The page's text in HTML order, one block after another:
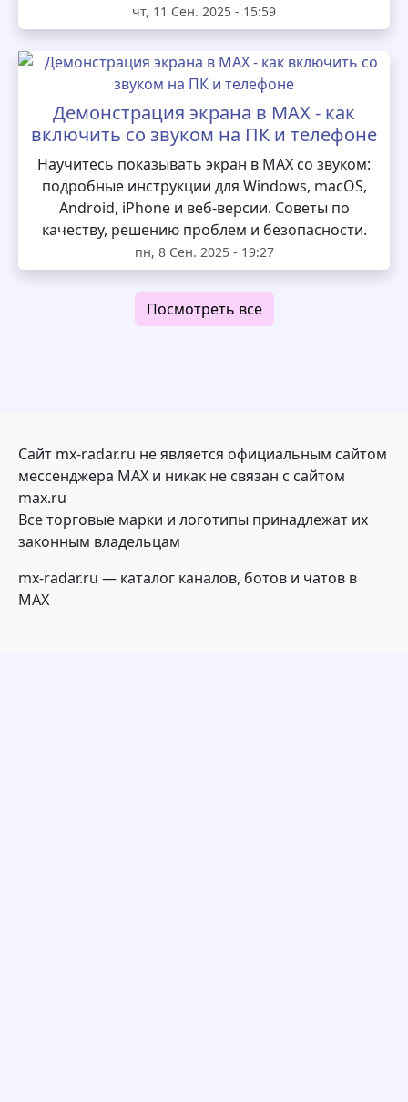
чт, 11 Сен. 2025 - 15:59
Демонстрация экрана в MAX - как
включить со звуком на ПК и телефоне
Научитесь показывать экран в MAX со звуком:
подробные инструкции для Windows, macOS,
Android, iPhone и веб-версии. Советы по
качеству, решению проблем и безопасности.
пн, 8 Сен. 2025 - 19:27
Посмотреть все
Сайт mx-radar.ru не является официальным сайтом
мессенджера MAX и никак не связан с сайтом
max.ru
Все торговые марки и логотипы принадлежат их
законным владельцам
mx-radar.ru — каталог каналов, ботов и чатов в
MAX